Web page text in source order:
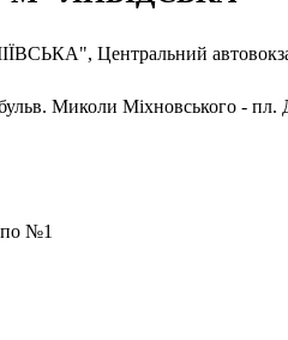
Центральний
Миколи Міхновського - пл.
№1